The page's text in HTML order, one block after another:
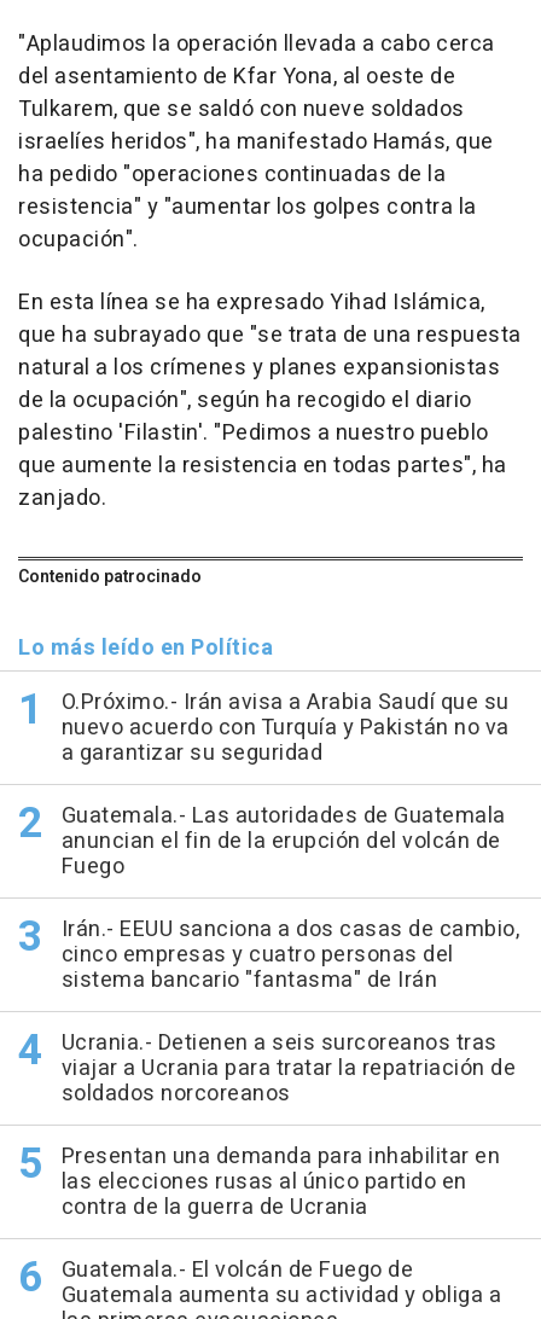
"Aplaudimos la operación llevada a cabo cerca
del asentamiento de Kfar Yona, al oeste de
Tulkarem, que se saldó con nueve soldados
israelíes heridos", ha manifestado Hamás, que
ha pedido "operaciones continuadas de la
resistencia" y "aumentar los golpes contra la
ocupación".
En esta línea se ha expresado Yihad Islámica,
que ha subrayado que "se trata de una respuesta
natural a los crímenes y planes expansionistas
de la ocupación", según ha recogido el diario
palestino 'Filastin'. "Pedimos a nuestro pueblo
que aumente la resistencia en todas partes", ha
zanjado.
Contenido patrocinado
Lo más leído en Política
O.Próximo.- Irán avisa a Arabia Saudí que su
nuevo acuerdo con Turquía y Pakistán no va
a garantizar su seguridad
Guatemala.- Las autoridades de Guatemala
anuncian el fin de la erupción del volcán de
Fuego
Irán.- EEUU sanciona a dos casas de cambio,
cinco empresas y cuatro personas del
sistema bancario "fantasma" de Irán
Ucrania.- Detienen a seis surcoreanos tras
viajar a Ucrania para tratar la repatriación de
soldados norcoreanos
Presentan una demanda para inhabilitar en
las elecciones rusas al único partido en
contra de la guerra de Ucrania
Guatemala.- El volcán de Fuego de
Guatemala aumenta su actividad y obliga a